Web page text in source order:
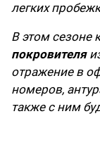
легких
В этом сезоне
покровителя
отражение в
номеров,
также с ним